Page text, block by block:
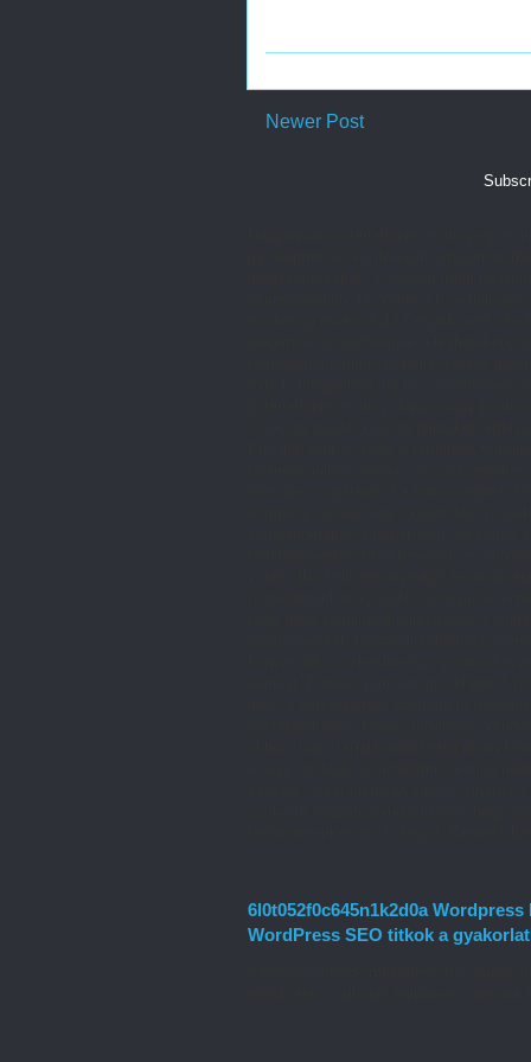
Newer Post
6l0t052f0c645n1k2d0a
WordPress SEO titkok a